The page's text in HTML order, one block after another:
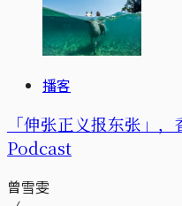
播客
「伸张正义报东张」
Podcast
曾雪雯